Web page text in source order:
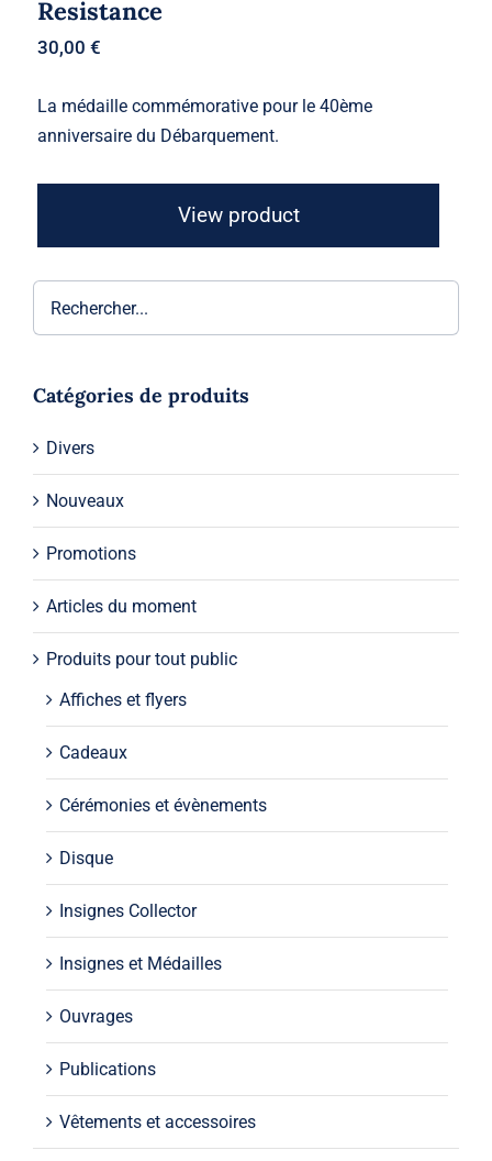
Resistance
30,00€
La médaille commémorative pour le 40ème
anniversaire du Débarquement.
View product
Catégories de produits
Divers
Nouveaux
Promotions
Articles du moment
Produits pour tout public
Affiches et flyers
Cadeaux
Cérémonies et évènements
Disque
Insignes Collector
Insignes et Médailles
Ouvrages
Publications
Vêtements et accessoires